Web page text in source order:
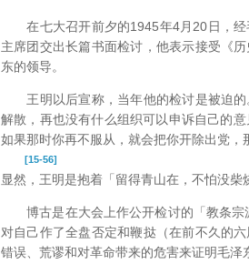
在七大召开前夕的1945年4月20日，经
主席团交出长篇书面检讨，他表示接受《
东的领导。
王明以后宣称，当年他的检讨是被迫的
解散，再也没有什么组织可以申诉自己的意
如果那时你再不服从，就会把你开除出党，
[15-56]
显然，王明是抱着「留得青山在，不怕没柴
博古是在大会上作公开检讨的「教条宗
对自己作了全盘否定和鞭挞（在前不久的
错误、荒谬和对革命带来的危害来证明毛泽